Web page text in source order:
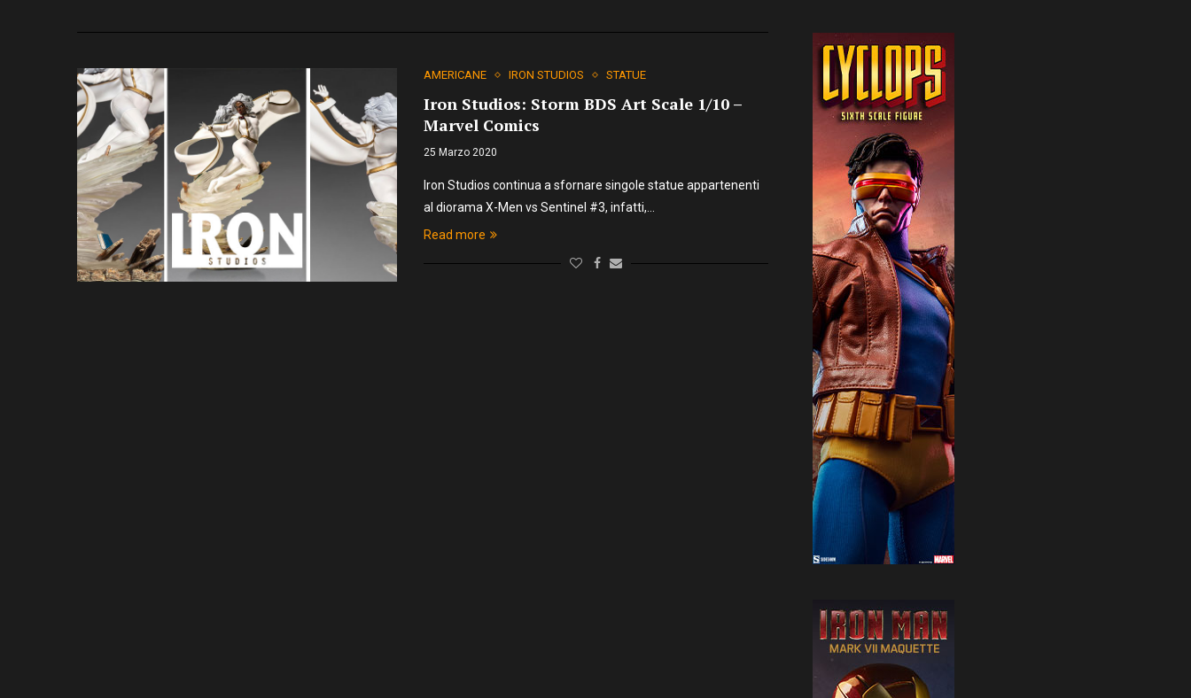
AMERICANE IRON STUDIOS STATUE
Iron Studios: Storm BDS Art Scale 1/10 –
Marvel Comics
25 Marzo 2020
Iron Studios continua a sfornare singole statue appartenenti
al diorama X-Men vs Sentinel #3, infatti,…
Read more